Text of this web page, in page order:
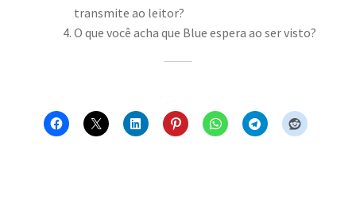
transmite ao leitor?
O que você acha que Blue espera ao ser visto?